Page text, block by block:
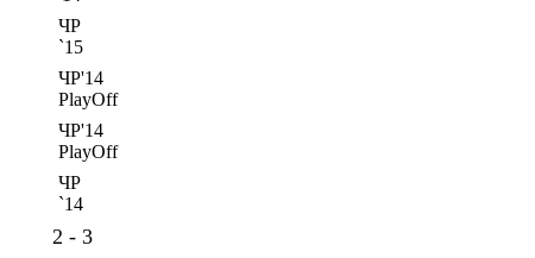
ЧР
`15
ЧР'14
PlayOff
ЧР'14
PlayOff
ЧР
`14
2 - 3